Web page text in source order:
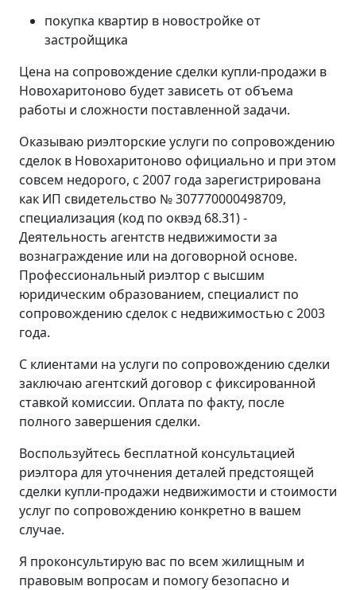
покупка квартир в новостройке от
застройщика
Цена на сопровождение сделки купли-продажи в
Новохаритоново будет зависеть от объема
работы и сложности поставленной задачи.
Оказываю риэлторские услуги по сопровождению
сделок в Новохаритоново официально и при этом
совсем недорого, с 2007 года зарегистрирована
как ИП свидетельство № 307770000498709,
специализация (код по оквэд 68.31) -
Деятельность агентств недвижимости за
вознаграждение или на договорной основе.
Профессиональный риэлтор с высшим
юридическим образованием, специалист по
сопровождению сделок с недвижимостью с 2003
года.
С клиентами на услуги по сопровождению сделки
заключаю агентский договор с фиксированной
ставкой комиссии. Оплата по факту, после
полного завершения сделки.
Воспользуйтесь бесплатной консультацией
риэлтора для уточнения деталей предстоящей
сделки купли-продажи недвижимости и стоимости
услуг по сопровождению конкретно в вашем
случае.
Я проконсультирую вас по всем жилищным и
правовым вопросам и помогу безопасно и